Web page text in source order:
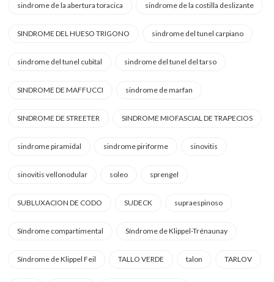
sindrome de la abertura toracica sindrome de la costilla deslizante
SINDROME DEL HUESO TRIGONO sindrome del tunel carpiano
sindrome del tunel cubital sindrome del tunel del tarso
SINDROME DE MAFFUCCI sindrome de marfan
SINDROME DE STREETER SINDROME MIOFASCIAL DE TRAPECIOS
sindrome piramidal sindrome piriforme sinovitis
sinovitis vellonodular soleo sprengel
SUBLUXACION DE CODO SUDECK supraespinoso
Síndrome compartimental Síndrome de Klippel-Trénaunay
Síndrome de Klippel Feil TALLO VERDE talon TARLOV